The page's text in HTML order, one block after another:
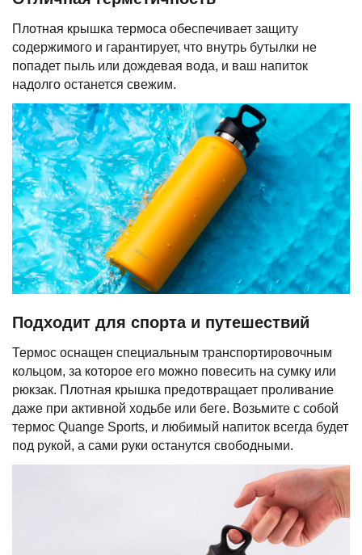
Плотная крышка термоса обеспечивает защиту
содержимого и гарантирует, что внутрь бутылки не
попадет пыль или дождевая вода, и ваш напиток
надолго останется свежим.
Подходит для спорта и путешествий
Термос оснащен специальным транспортировочным
кольцом, за которое его можно повесить на сумку или
рюкзак. Плотная крышка предотвращает проливание
даже при активной ходьбе или беге. Возьмите с собой
термос Quange Sports, и любимый напиток всегда будет
под рукой, а сами руки останутся свободными.